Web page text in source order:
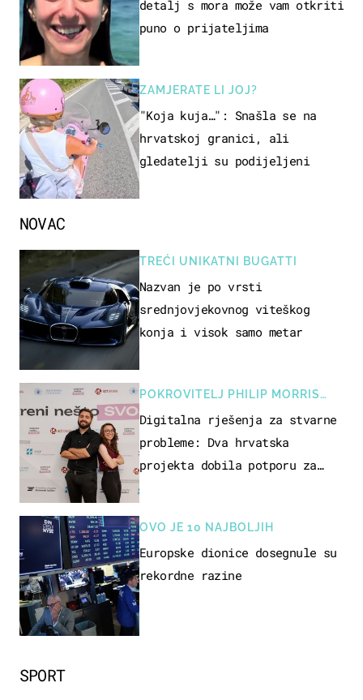
detalj s mora može vam otkriti
puno o prijateljima
ZAMJERATE LI JOJ?
"Koja kuja…": Snašla se na
hrvatskoj granici, ali
gledatelji su podijeljeni
SPORT
NOVAC
TREĆI UNIKATNI BUGATTI
Nazvan je po vrsti
srednjovjekovnog viteškog
konja i visok samo metar
POKROVITELJ PHILIP MORRIS
ZAGREB
Digitalna rješenja za stvarne
probleme: Dva hrvatska
projekta dobila potporu za
OVO JE 10 NAJBOLJIH
Europske dionice dosegnule su
rekordne razine